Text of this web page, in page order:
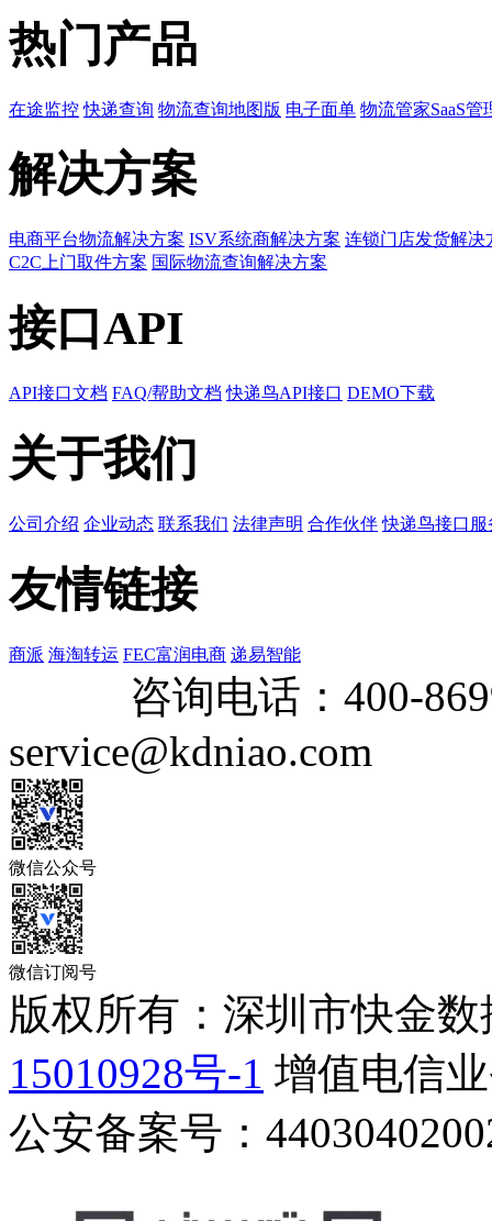
热门产品
在途监控 快递查询 物流查询地图版 电子面单 物流管家SaaS管
解决方案
电商平台物流解决方案 ISV系统商解决方案 连锁门店发货解决
C2C上门取件方案 国际物流查询解决方案
接口API
API接口文档 FAQ/帮助文档 快递鸟API接口 DEMO下载
关于我们
公司介绍 企业动态 联系我们 法律声明 合作伙伴 快递鸟接口服
友情链接
商派 海淘转运 FEC富润电商 递易智能
咨询电话： 400-
service@kdniao.com
微信公众号
微信订阅号
版权所有：深圳市快金
15010928号-1 增值电信
公安备案号：